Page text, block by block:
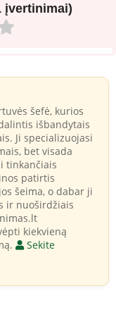
įvertinimai)
šefė, kurios
išbandytais
Ji specializuojasi
bet visada
tinkančiais
patirtis
šeima, o dabar ji
ir nuoširdžiais
kiekvieną
Sekite